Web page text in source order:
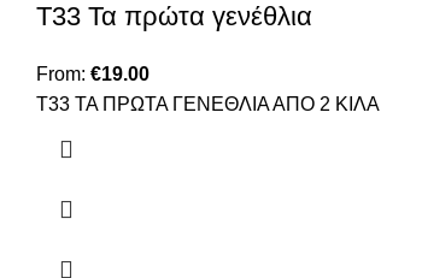
Τ33 Τα πρώτα γενέθλια
From: €19.00
Τ33 ΤΑ ΠΡΩΤΑ ΓΕΝΕΘΛΙΑ ΑΠΟ 2 ΚΙΛΑ